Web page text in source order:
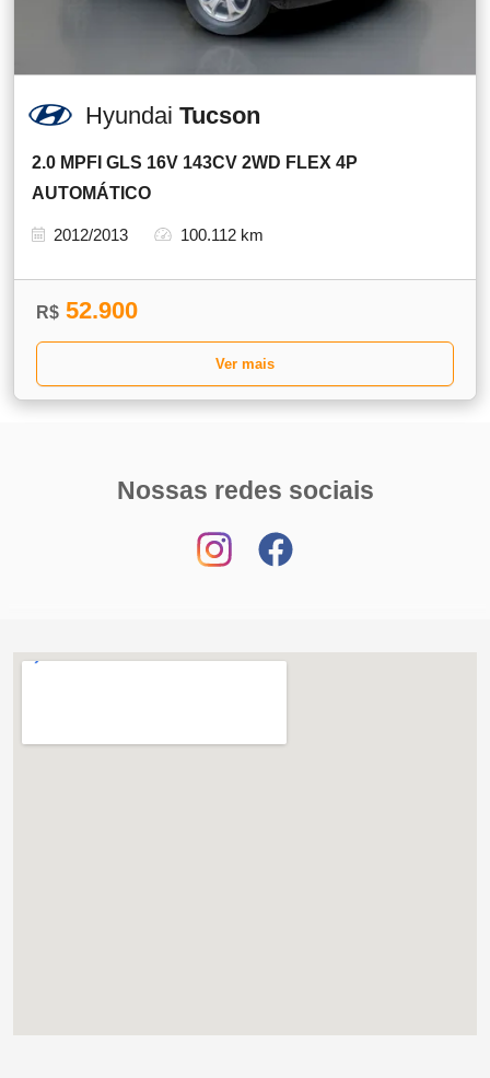
Hyundai Tucson
2.0 MPFI GLS 16V 143CV 2WD FLEX 4P
AUTOMÁTICO
2012/2013 100.112 km
R$ 52.900
Ver mais
Nossas redes sociais